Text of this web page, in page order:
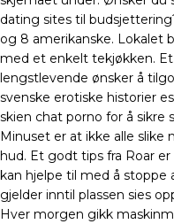
dating sites til
og 8 amerikanske. Lokalet
med et enkelt tekjøkken.
lengstlevende ønsker å
svenske erotiske historier
skien chat porno for å sikre
Minuset er at ikke alle
hud. Et godt tips fra Roar
kan hjelpe til med å
gjelder inntil plassen sies
Hver morgen gikk